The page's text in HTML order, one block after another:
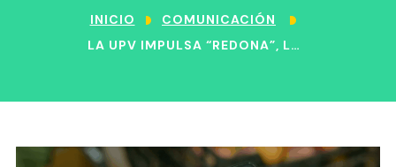
INICIO
COMUNICACIÓN
LA UPV IMPULSA “REDONA”, LA PLATAFORMA QUE REDUCE EL DESPERDICIO ALIMENTARIO EN VALÈNCIA